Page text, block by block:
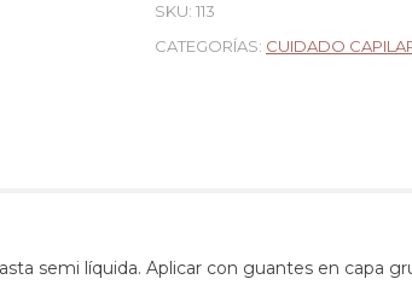
SKU: 113
CATEGORÍAS: CUIDADO
semi líquida. Aplicar con guantes en capa